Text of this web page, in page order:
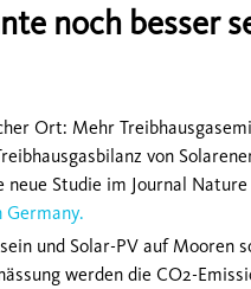
noch besser
Ort: Mehr
von
neue Studie im Journal
und Solar-PV auf Mooren
werden die CO2-